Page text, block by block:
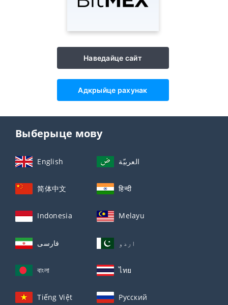
Наведайце сайт
Адкрыйце рахунак
Выберыце мову
English العربيّة
简体中文 हिन्दी
Indonesia Melayu
فارسی اردو
বাংলা ไทย
Tiếng Việt Русский